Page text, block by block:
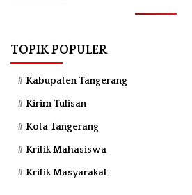
TOPIK POPULER
Kabupaten Tangerang
Kirim Tulisan
Kota Tangerang
Kritik Mahasiswa
Kritik Masyarakat